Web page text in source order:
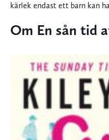
kärlek endast ett barn kan
Om En sån tid